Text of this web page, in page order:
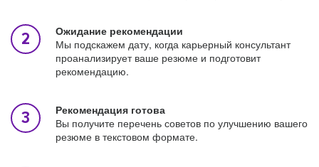
Ожидание рекомендации
Мы подскажем дату, когда карьерный консультант
проанализирует ваше резюме и подготовит
рекомендацию.
Рекомендация готова
Вы получите перечень советов по улучшению вашего
резюме в текстовом формате.